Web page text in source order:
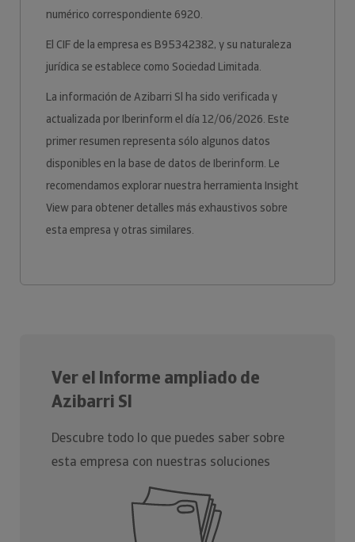
numérico correspondiente 6920.
El CIF de la empresa es B95342382, y su naturaleza
jurídica se establece como Sociedad Limitada.
La información de Azibarri Sl ha sido verificada y
actualizada por Iberinform el día 12/06/2026. Este
primer resumen representa sólo algunos datos
disponibles en la base de datos de Iberinform. Le
recomendamos explorar nuestra herramienta Insight
View para obtener detalles más exhaustivos sobre
esta empresa y otras similares.
Ver el Informe ampliado de
Azibarri Sl
Descubre todo lo que puedes saber sobre
esta empresa con nuestras soluciones